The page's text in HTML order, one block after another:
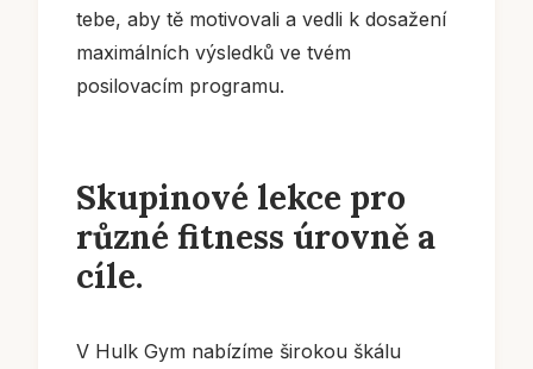
tebe, aby tě motivovali a vedli k dosažení
maximálních výsledků ve tvém
posilovacím programu.
Skupinové lekce pro
různé fitness úrovně a
cíle.
V Hulk Gym nabízíme širokou škálu